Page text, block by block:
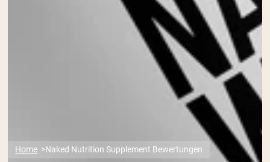
Home Naked Nutrition Supplement Bewertungen